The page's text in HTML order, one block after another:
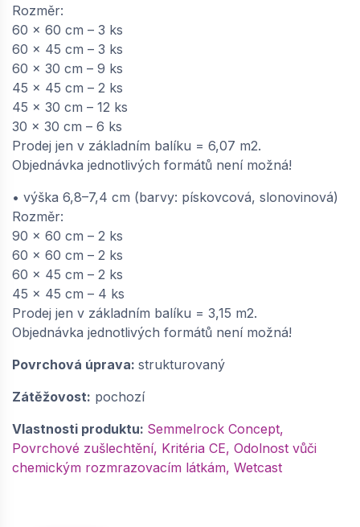
Rozměr:
60 x 60 cm – 3 ks
60 x 45 cm – 3 ks
60 x 30 cm – 9 ks
45 x 45 cm – 2 ks
45 x 30 cm – 12 ks
30 x 30 cm – 6 ks
Prodej jen v základním balíku = 6,07 m2.
Objednávka jednotlivých formátů není možná!
• výška 6,8–7,4 cm (barvy: pískovcová, slonovinová)
Rozměr:
90 x 60 cm – 2 ks
60 x 60 cm – 2 ks
60 x 45 cm – 2 ks
45 x 45 cm – 4 ks
Prodej jen v základním balíku = 3,15 m2.
Objednávka jednotlivých formátů není možná!
Povrchová úprava: strukturovaný
Zátěžovost: pochozí
Vlastnosti produktu: Semmelrock Concept,
Povrchové zušlechtění, Kritéria CE, Odolnost vůči
chemickým rozmrazovacím látkám, Wetcast